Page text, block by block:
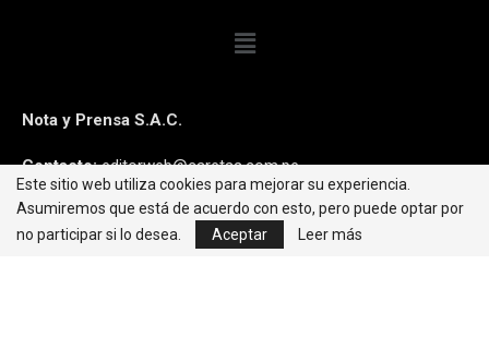
Nota y Prensa S.A.C.
Contacto:editorweb@caretas.com.pe
Síguenos:
Este sitio web utiliza cookies para mejorar su experiencia.
Asumiremos que está de acuerdo con esto, pero puede optar por
no participar si lo desea.
Aceptar Leer más